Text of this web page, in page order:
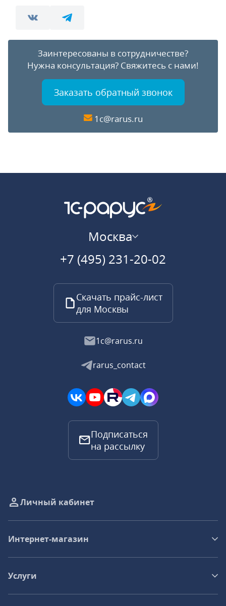
Заинтересованы в сотрудничестве?
Нужна консультация? Свяжитесь с нами!
Заказать обратный звонок
1c@rarus.ru
Москва
+7 (495) 231-20-02
Скачать прайс-лист
для Москвы
1c@rarus.ru
rarus_contact
Подписаться
на рассылку
Личный кабинет
Интернет-магазин
Услуги